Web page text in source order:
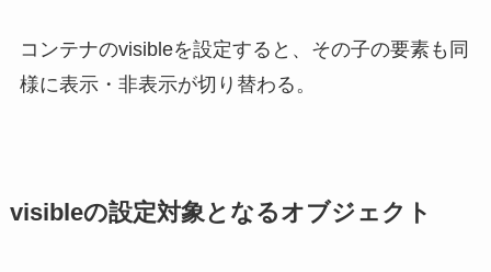
コンテナのvisibleを設定すると、その子の要素も同
様に表示・非表示が切り替わる。
visibleの設定対象となるオブジェクト